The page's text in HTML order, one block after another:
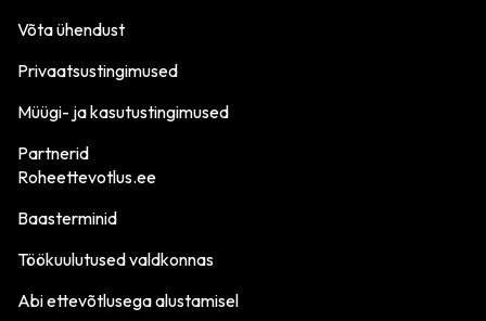
Võta ühendust
Privaatsustingimused
Müügi- ja kasutustingimused
Partnerid
Roheettevotlus.ee
Baasterminid
Töökuulutused valdkonnas
Abi ettevõtlusega alustamisel